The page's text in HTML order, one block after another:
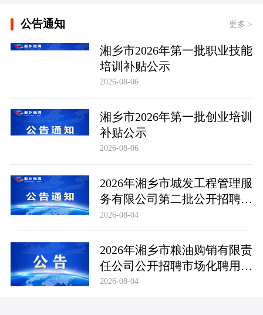
公告通知 更多 >
湘乡市2026年第一批职业技能
培训补贴公示
2026-08-06
湘乡市2026年第一批创业培训
补贴公示
2026-08-06
2026年湘乡市城发工程管理服
务有限公司第二批公开招聘市
场化聘用工作人员笔试成绩公
2026-08-04
2026年湘乡市粮油购销有限责
任公司公开招聘市场化聘用工
作人员笔试成绩公布及成绩复
2026-08-04